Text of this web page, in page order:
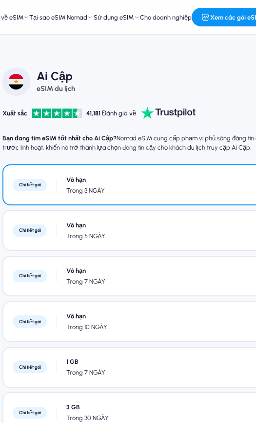
eSIM Tại sao eSIM Nomad Sử dụng eSIM Cho doanh nghiệp Xem các gói
Ai Cập
eSIM du lịch
Xuất sắc 41,181 Đánh giá về
Bạn đang tìm eSIM tốt nhất cho Ai Cập?Nomad eSIM cung cấp phạm vi phủ sóng đáng
trước linh hoạt, khiến nó trở thành lựa chọn đáng tin cậy cho khách du lịch truy cập Ai Cập.
Chi tiết gói
Vô hạn
Trong 3 NGÀY
Chi tiết gói
Vô hạn
Trong 5 NGÀY
Chi tiết gói
Vô hạn
Trong 7 NGÀY
Chi tiết gói
Vô hạn
Trong 10 NGÀY
Chi tiết gói
1 GB
Trong 7 NGÀY
Chi tiết gói
3 GB
Trong 30 NGÀY